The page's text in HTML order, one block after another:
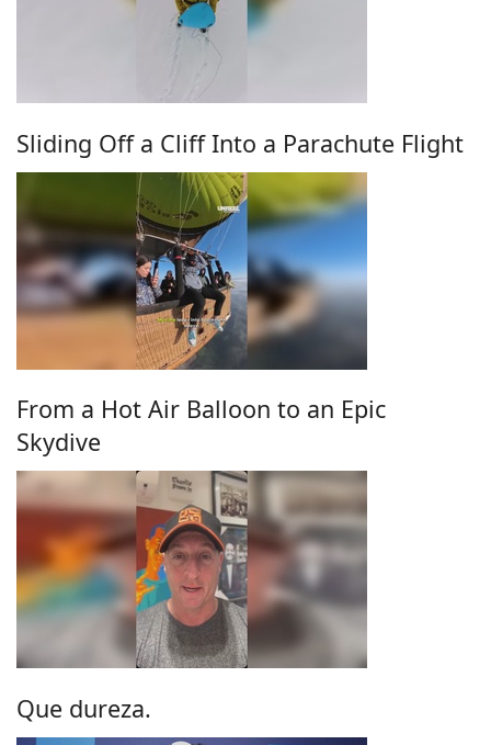
Sliding Off a Cliff Into a Parachute Flight
From a Hot Air Balloon to an Epic
Skydive
Que dureza.